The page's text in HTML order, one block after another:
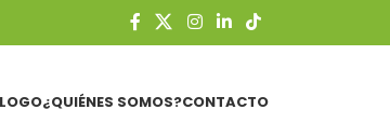
¿QUIÉNES SOMOS?CONTACTO